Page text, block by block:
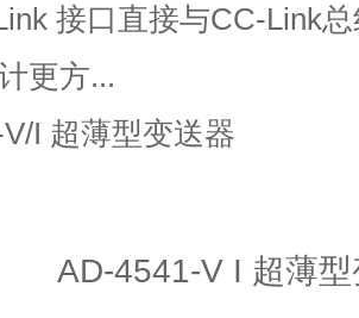
接口直接与CC-Link
更方...
I 超薄型变送器